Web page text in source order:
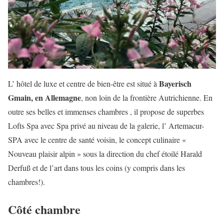
L’ hôtel de luxe et centre de bien-être est situé à Bayerisch
Gmain, en Allemagne, non loin de la frontière Autrichienne. En
outre ses belles et immenses chambres , il propose de superbes
Lofts Spa avec Spa privé au niveau de la galerie, l’ Artemacur-
SPA avec le centre de santé voisin, le concept culinaire «
Nouveau plaisir alpin » sous la direction du chef étoilé Harald
Derfuß et de l’art dans tous les coins (y compris dans les
chambres!).
Côté chambre